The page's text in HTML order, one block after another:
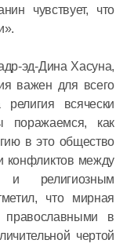
чувствует, что
эд-Дина Хасуна,
важен для всего
всячески
поражаемся, как
в это общество
конфликтов между
и религиозным
что мирная
в
чертой